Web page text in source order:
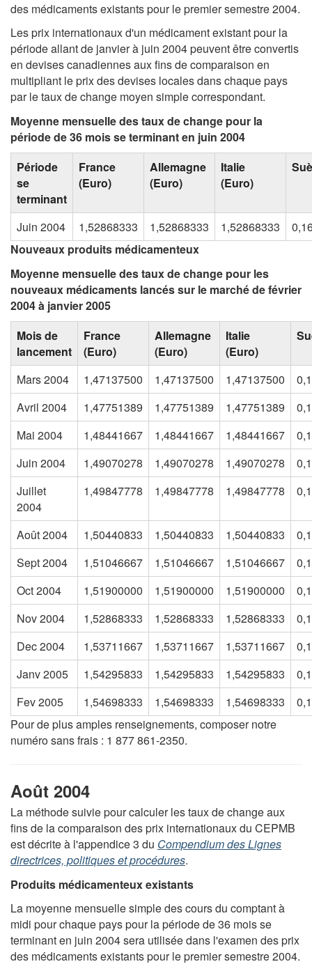
des médicaments existants pour le premier semestre 2004.
Les prix internationaux d'un médicament existant pour la
période allant de janvier à juin 2004 peuvent être convertis
en devises canadiennes aux fins de comparaison en
multipliant le prix des devises locales dans chaque pays
par le taux de change moyen simple correspondant.
Moyenne mensuelle des taux de change pour la
période de 36 mois se terminant en juin 2004
Période
se
terminant
France
(Euro)
Allemagne
(Euro)
Italie
(Euro)
Juin 2004 1,52868333 1,52868333 1,52868333
Nouveaux produits médicamenteux
Moyenne mensuelle des taux de change pour les
nouveaux médicaments lancés sur le marché de février
2004 à janvier 2005
Mois de
lancement
France
(Euro)
Allemagne
(Euro)
Italie
(Euro)
Mars 2004 1,47137500 1,47137500 1,47137500
Avril 2004
1,47751389 1,47751389 1,47751389
Mai 2004
1,48441667 1,48441667 1,48441667
Juin 2004
1,49070278 1,49070278 1,49070278
Juillet
2004
1,49847778 1,49847778 1,49847778
Août 2004 1,50440833 1,50440833 1,50440833
Sept 2004
1,51046667 1,51046667 1,51046667
Oct 2004
1,51900000 1,51900000 1,51900000
Nov 2004
1,52868333 1,52868333 1,52868333
Dec 2004
1,53711667 1,53711667 1,53711667
Janv 2005
1,54295833 1,54295833 1,54295833
Fev 2005
1,54698333 1,54698333 1,54698333
Pour de plus amples renseignements, composer notre
numéro sans frais : 1 877 861-2350.
Août 2004
La méthode suivie pour calculer les taux de change aux
fins de la comparaison des prix internationaux du CEPMB
est décrite à l'appendice 3 du Compendium des Lignes
directrices, politiques et procédures.
Produits médicamenteux existants
La moyenne mensuelle simple des cours du comptant à
midi pour chaque pays pour la période de 36 mois se
terminant en juin 2004 sera utilisée dans l'examen des prix
des médicaments existants pour le premier semestre 2004.